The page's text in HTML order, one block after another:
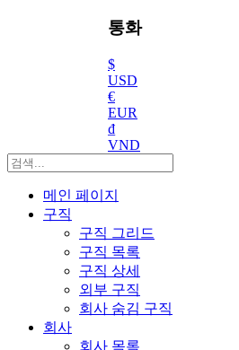
통화
$
USD
€
EUR
₫
VND
메인 페이지
구직
구직 그리드
구직 목록
구직 상세
외부 구직
회사 숨김 구직
회사
회사 목록